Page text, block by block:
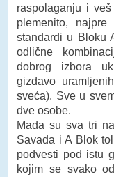
raspolaganju i
plemenito,
standardi u Bloku
odlične
dobrog izbora
gizdavo
sveća). Sve u
dve osobe.
Mada su sva tri
Savada i A Blok
podvesti pod istu
kojim se svako